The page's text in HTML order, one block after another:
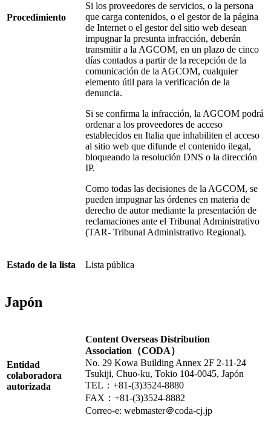
Procedimiento
Si los proveedores de servicios, o la persona
que carga contenidos, o el gestor de la página
de Internet o el gestor del sitio web desean
impugnar la presunta infracción, deberán
transmitir a la AGCOM, en un plazo de cinco
días contados a partir de la recepción de la
comunicación de la AGCOM, cualquier
elemento útil para la verificación de la
denuncia.
Si se confirma la infracción, la AGCOM podrá
ordenar a los proveedores de acceso
establecidos en Italia que inhabiliten el acceso
al sitio web que difunde el contenido ilegal,
bloqueando la resolución DNS o la dirección
IP.
Como todas las decisiones de la AGCOM, se
pueden impugnar las órdenes en materia de
derecho de autor mediante la presentación de
reclamaciones ante el Tribunal Administrativo
(TAR- Tribunal Administrativo Regional).
Estado de la lista Lista pública
Japón
Entidad
colaboradora
autorizada
Content Overseas Distribution
Association （CODA）
No. 29 Kowa Building Annex 2F 2-11-24
Tsukiji, Chuo-ku, Tokio 104-0045, Japón
TEL：+81-(3)3524-8880
FAX：+81‑(3)3524-8882
Correo-e: webmaster＠coda-cj.jp